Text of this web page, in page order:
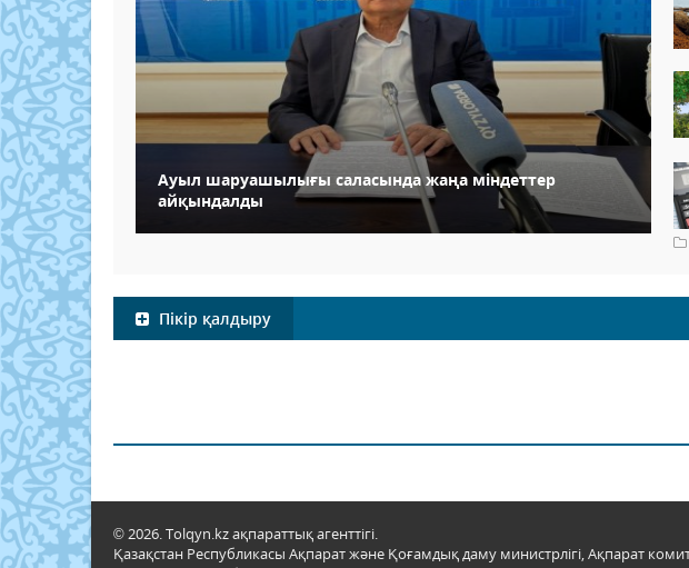
Ауыл шаруашылығы саласында жаңа міндеттер
айқындалды
Пікір қалдыру
© 2026. Tolqyn.kz ақпараттық агенттігі.
Қазақстан Республикасы Ақпарат және Қоғамдық даму министрлігі, Ақпарат